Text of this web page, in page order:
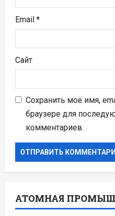
Email *
Сайт
Сохранить моё имя,
браузере для
комментариев.
АТОМНАЯ